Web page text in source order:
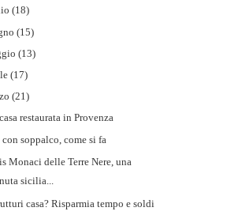
(18)
(15)
(13)
(17)
(21)
restaurata in Provenza
con soppalco, come si fa
Monaci delle Terre Nere, una
sicilia...
casa? Risparmia tempo e soldi